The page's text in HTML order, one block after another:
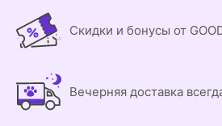
Скидки и бонусы от
Вечерняя доставка